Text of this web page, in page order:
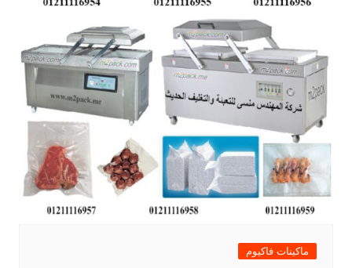
ماكينات فاكيوم